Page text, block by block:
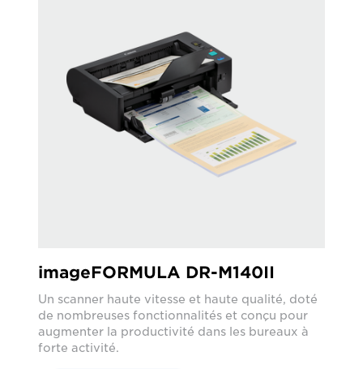
imageFORMULA DR-M140II
Un scanner haute vitesse et haute qualité, doté
de nombreuses fonctionnalités et conçu pour
augmenter la productivité dans les bureaux à
forte activité.